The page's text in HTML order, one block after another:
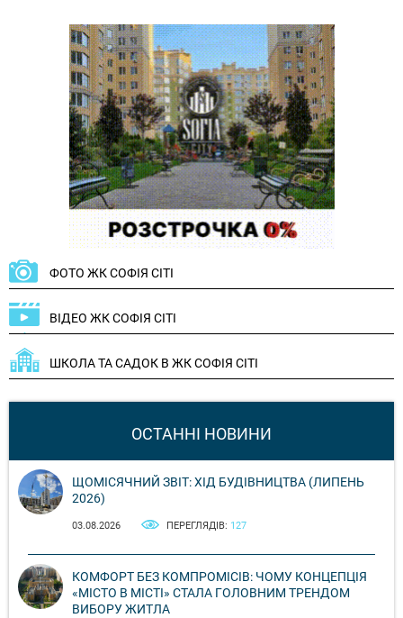
ФОТО ЖК СОФІЯ СІТІ
ВІДЕО ЖК СОФІЯ СІТІ
ШКОЛА ТА САДОК В ЖК СОФІЯ СІТІ
ОСТАННІ НОВИНИ
ЩОМІСЯЧНИЙ ЗВІТ: ХІД БУДІВНИЦТВА (ЛИПЕНЬ
2026)
03.08.2026 ПЕРЕГЛЯДІВ: 127
КОМФОРТ БЕЗ КОМПРОМІСІВ: ЧОМУ КОНЦЕПЦІЯ
«МІСТО В МІСТІ» СТАЛА ГОЛОВНИМ ТРЕНДОМ
ВИБОРУ ЖИТЛА